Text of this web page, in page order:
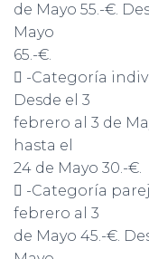
de Mayo 55.-€.
Mayo
65.-€.
 -Categoría
Desde el 3
febrero al 3 de
hasta el
24 de Mayo 30.-€.
 -Categoría
febrero al 3
de Mayo 45.-€.